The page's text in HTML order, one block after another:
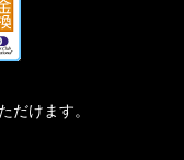
だけます。